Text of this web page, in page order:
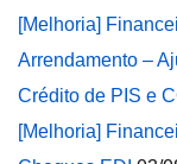
[Melhoria]
Arrendamento –
Crédito de PIS e
[Melhoria]